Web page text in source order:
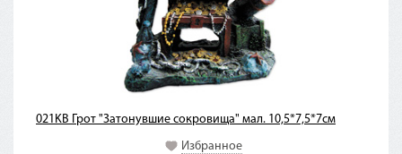
021KB Грот "Затонувшие сокровища" мал. 10,5*7,5*7см
Избранное